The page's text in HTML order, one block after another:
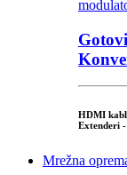
HDMI
Extenderi
Mrežna